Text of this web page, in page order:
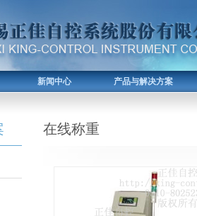
新闻中心 产品与解决方案
在线称重